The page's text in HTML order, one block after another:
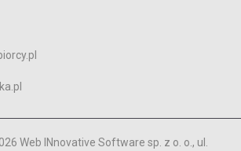
Web INnovative Software sp. z o. o., ul.